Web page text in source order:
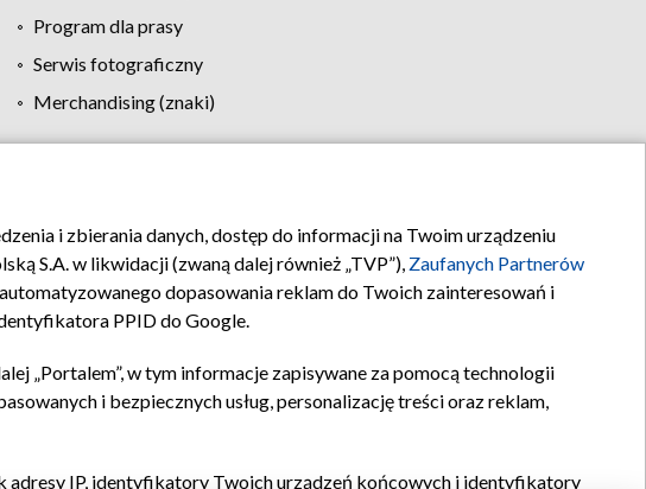
Program dla prasy
Serwis fotograficzny
Merchandising (znaki)
Biuro reklamy Kontakt
i zbierania danych, dostęp do informacji na Twoim urządzeniu
S.A. w likwidacji (zwaną dalej również „TVP”), Zaufanych Partnerów
dopasowania reklam do Twoich zainteresowań i
PPID do Google.
„Portalem”, w tym informacje zapisywane za pomocą technologii
i bezpiecznych usług, personalizację treści oraz reklam,
adresy IP, identyfikatory Twoich urządzeń końcowych i identyfikatory